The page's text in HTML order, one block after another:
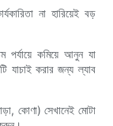
না হারিয়েই বড়
পর্যায়ে কমিয়ে আনুন যা
যাচাই করার জন্য ল্যাব
কোণা) সেখানেই মোটা